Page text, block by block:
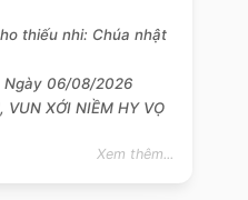
thiếu nhi: Chúa nhật
Ngày 06/08/2026
VUN XỚI NIỀM HY VỌ
Xem thêm...